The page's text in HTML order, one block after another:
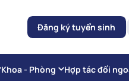
Đăng ký tuyển sinh
Khoa - Phòng Hợp tác đối